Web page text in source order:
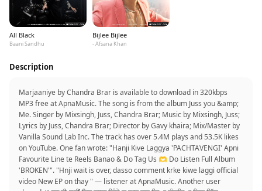
All Black
Baani Sandhu
Bijlee Bijlee
- Afsana Khan
Description
Marjaaniye by Chandra Brar is available to download in 320kbps
MP3 free at ApnaMusic. The song is from the album Juss you &amp;
Me. Singer by Mixsingh, Juss, Chandra Brar; Music by Mixsingh, Juss;
Lyrics by Juss, Chandra Brar; Director by Gavy khaira; Mix/Master by
Vanilla Sound Lab Inc. The track has over 5.4M plays and 53.5K likes
on YouTube. One fan wrote: "Hanji Kive Laggya 'PACHTAVENGI' Apni
Favourite Line te Reels Banao & Do Tag Us 🫶 Do Listen Full Album
'BROKEN'". "Hnji wait is over, dasso comment krke kiwe laggi official
video New EP on thay ‍" — listener at ApnaMusic. Another user